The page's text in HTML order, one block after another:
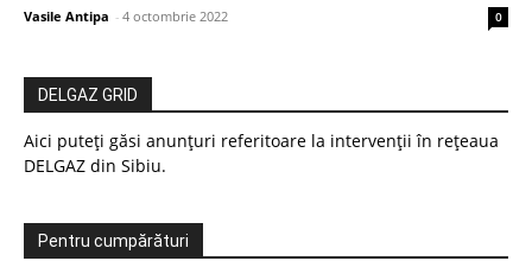
Vasile Antipa - 4 octombrie 2022 0
DELGAZ GRID
Aici puteți găsi anunțuri referitoare la intervenții în rețeaua
DELGAZ din Sibiu.
Pentru cumpărături